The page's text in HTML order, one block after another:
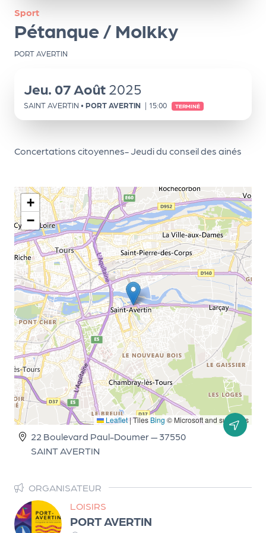
Sport
Pétanque / Molkky
PORT AVERTIN
Jeu. 07 Août 2025
SAINT AVERTIN • PORT AVERTIN | 15:00 TERMINÉ
Concertations citoyennes- Jeudi du conseil des ainés
+
−
Leaflet | TilesBing © Microsoft and suppliers
22 Boulevard Paul-Doumer — 37550
SAINT AVERTIN
ORGANISATEUR
LOISIRS
PORT AVERTIN
ns
PR
O
PR
O
G!
Le
g
Sui
vr
e
le
PR
O
G!
N
os
rvi
s
e
k